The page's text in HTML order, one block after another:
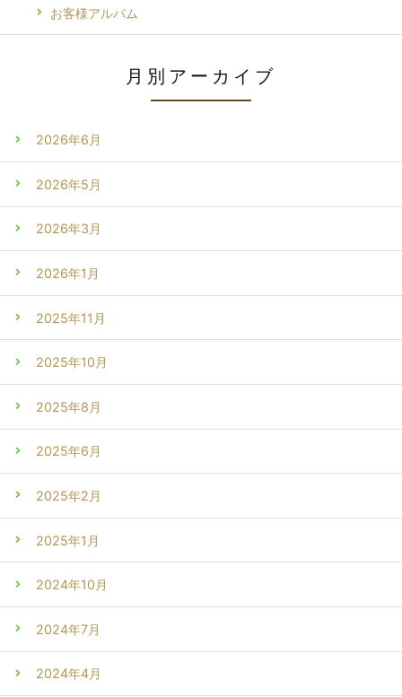
お客様アルバム
月別アーカイブ
2026年6月
2026年5月
2026年3月
2026年1月
2025年11月
2025年10月
2025年8月
2025年6月
2025年2月
2025年1月
2024年10月
2024年7月
2024年4月